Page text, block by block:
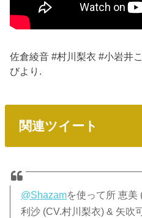
佐倉綾音 #村川梨衣 #小岩井
びより.
関連ツイート
@Shazamを使って所 恵美
利沙 (CV.村川梨衣) & 矢吹